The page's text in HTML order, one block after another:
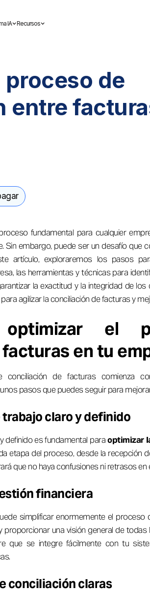
IA Recursos
de
entre
fundamental para cualquier
Sin embargo, puede ser un desafío que
artículo, exploraremos los pasos
las herramientas y técnicas para
la exactitud y la integridad de
agilizar la conciliación de facturas y
el
en tu
conciliación de facturas comienza
pasos que puedes seguir para
claro y definido
definido es fundamental paraoptimizar
etapa del proceso, desde la recepción
que no haya confusiones ni retrasos en
financiera
simplificar enormemente el proceso
proporcionar una visión general de
que se integre fácilmente con tu
conciliación claras